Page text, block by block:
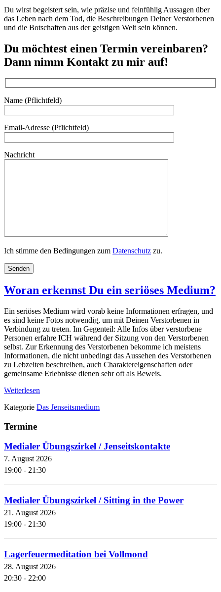
Du wirst begeistert sein, wie präzise und feinfühlig Aussagen über
das Leben nach dem Tod, die Beschreibungen Deiner Verstorbenen
und die Botschaften aus der geistigen Welt sein können.
Du möchtest einen Termin vereinbaren?
Dann nimm Kontakt zu mir auf!
Name (Pflichtfeld)
Email-Adresse (Pflichtfeld)
Nachricht
Ich stimme den Bedingungen zum Datenschutz zu.
Woran erkennst Du ein seriöses Medium?
Ein seriöses Medium wird vorab keine Informationen erfragen, und
es sind keine Fotos notwendig, um mit Deinen Verstorbenen in
Verbindung zu treten. Im Gegenteil: Alle Infos über verstorbene
Personen erfahre ICH während der Sitzung von den Verstorbenen
selbst. Zur Erkennung des Verstorbenen bekomme ich meistens
Informationen, die nicht unbedingt das Aussehen des Verstorbenen
zu Lebzeiten beschreiben, auch Charaktereigenschaften oder
gemeinsame Erlebnisse dienen sehr oft als Beweis.
Weiterlesen
Kategorie Das Jenseitsmedium
Termine
Medialer Übungszirkel / Jenseitskontakte
7. August 2026
19:00 - 21:30
Medialer Übungszirkel / Sitting in the Power
21. August 2026
19:00 - 21:30
Lagerfeuermeditation bei Vollmond
28. August 2026
20:30 - 22:00